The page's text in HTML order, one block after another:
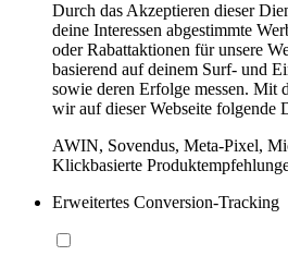
Durch das Akzeptieren dieser
deine Interessen abgestimmte
oder Rabattaktionen für unsere
basierend auf deinem Surf- und
sowie deren Erfolge messen. Mit
wir auf dieser Webseite folgende
AWIN, Sovendus, Meta-Pixel,
Klickbasierte
Erweitertes Conversion-Tracking